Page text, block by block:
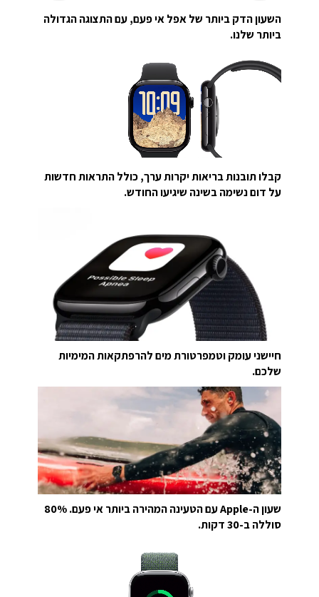
השעון הדק ביותר של אפל אי פעם, עם התצוגה הגדולה
ביותר שלנו.
קבלו תובנות בריאות יקרות ערך, כולל התראות חדשות
על דום נשימה בשינה שיגיעו החודש.
חיישני עומק וטמפרטורת מים להרפתקאות המימיות
שלכם.
שעון ה-Apple עם הטעינה המהירה ביותר אי פעם. 80%
סוללה ב-30 דקות.